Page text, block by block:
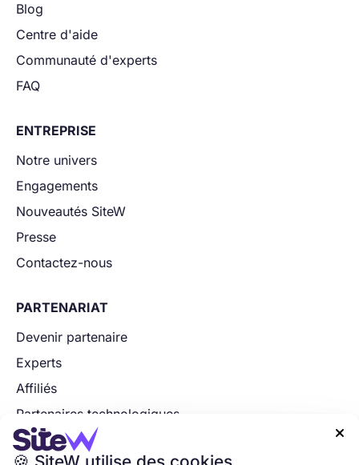
Blog
Centre d'aide
Communauté d'experts
FAQ
ENTREPRISE
Notre univers
Engagements
Nouveautés SiteW
Presse
Contactez-nous
PARTENARIAT
Devenir partenaire
Experts
Affiliés
Partenaires technologiques
Postulez maintenant
